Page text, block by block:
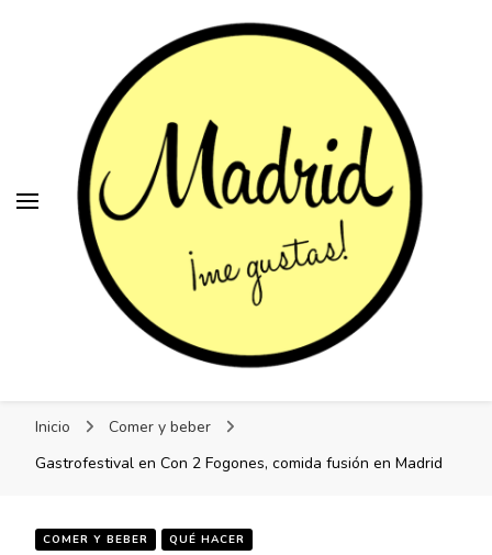
Madrid, me gustas
Inicio
Comer y beber
Gastrofestival en Con 2 Fogones, comida fusión en Madrid
COMER Y BEBER QUÉ HACER